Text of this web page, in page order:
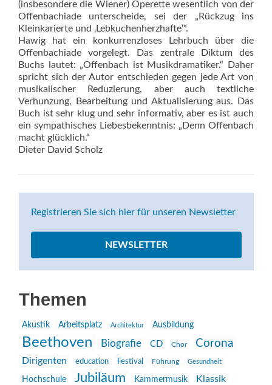
(insbesondere die Wiener) Operette wesentlich von der
Offenbachiade unterscheide, sei der „Rückzug ins
Kleinkarierte und ‚Lebkuchenherzhafte‘“.
Hawig hat ein konkurrenzloses Lehrbuch über die
Offenbachiade vorgelegt. Das zentrale Diktum des
Buchs lautet: „Offenbach ist Musikdramatiker.“ Daher
spricht sich der Autor entschieden gegen jede Art von
musikalischer Reduzierung, aber auch textliche
Verhunzung, Bearbeitung und Aktualisierung aus. Das
Buch ist sehr klug und sehr informativ, aber es ist auch
ein sympathisches Liebesbekenntnis: „Denn Offenbach
macht glücklich.“
Dieter David Scholz
Registrieren Sie sich hier für unseren Newsletter
NEWSLETTER
Themen
Akustik Arbeitsplatz Architektur Ausbildung
Beethoven Biografie CD Chor Corona
Dirigenten education Festival Führung Gesundheit
Hochschule Jubiläum Kammermusik
Klassik